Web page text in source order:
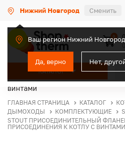
Нижний Новгород Сменить
Ваш регион Нижний
Да, верно Нет,
КАТАЛОГ
0
ГЛАВНАЯ СТРАНИЦА КАТАЛОГ
ДЫМОХОДЫ
КОМПЛЕКТУЮЩИЕ
STOUT ПРИСОЕДИНИТЕЛЬНЫЙ
ПРИСОЕДИНЕНИЯ К КОТЛУ С ВИНТАМИ